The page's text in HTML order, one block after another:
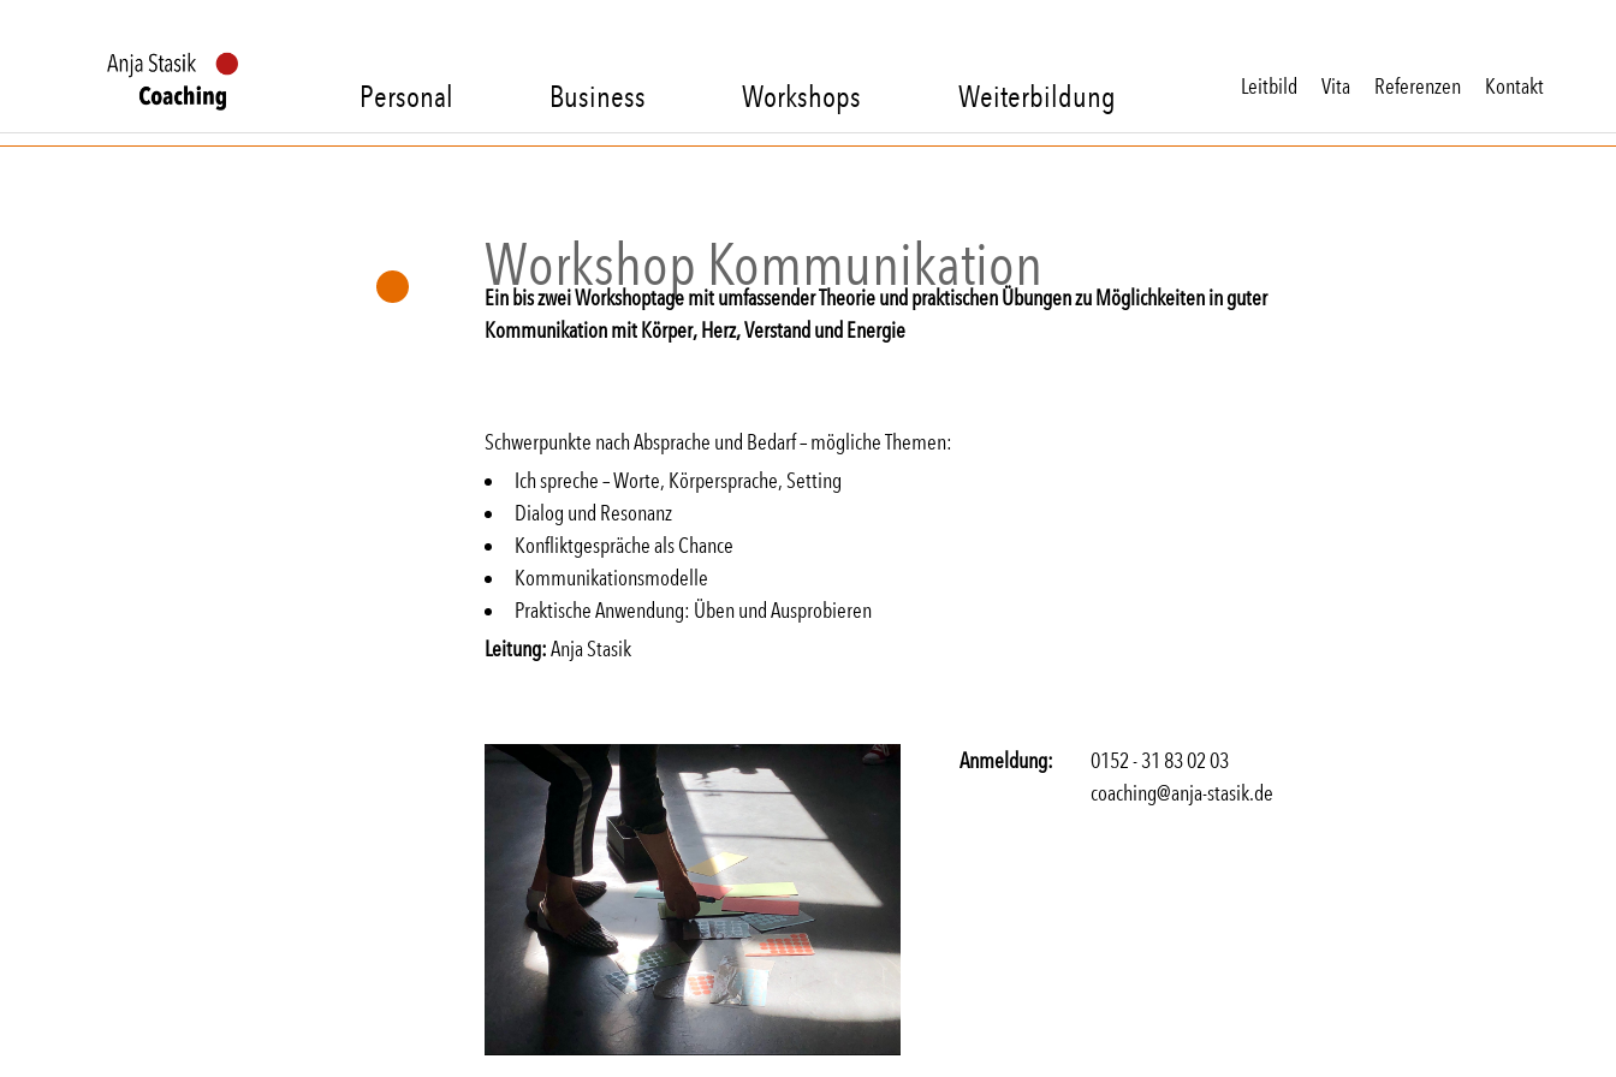
Personal Business Workshops Weiterbildung Leitbild Vita Referenzen Kontakt
Workshop Kommunikation
Ein bis zwei Workshoptage mit umfassender Theorie und praktischen Übungen zu Möglichkeiten in guter
Kommunikation mit Körper, Herz, Verstand und Energie
Schwerpunkte nach Absprache und Bedarf – mögliche Themen:
Ich spreche – Worte, Körpersprache, Setting
Dialog und Resonanz
Konfliktgespräche als Chance
Kommunikationsmodelle
Praktische Anwendung: Üben und Ausprobieren
Leitung:Anja Stasik
Anmeldung:
0152 - 31 83 02 03
coaching@anja-stasik.de